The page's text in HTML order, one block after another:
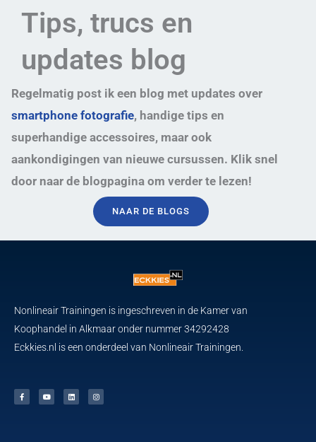
Tips, trucs en
updates blog
Regelmatig post ik een blog met updates over
smartphone fotografie, handige tips en
superhandige accessoires, maar ook
aankondigingen van nieuwe cursussen. Klik snel
door naar de blogpagina om verder te lezen!
NAAR DE BLOGS
Nonlineair Trainingen is ingeschreven in de Kamer van
Koophandel in Alkmaar onder nummer 34292428
Eckkies.nl is een onderdeel van Nonlineair Trainingen.
c
e
b
u
t
u
n
k
e
s
t
a